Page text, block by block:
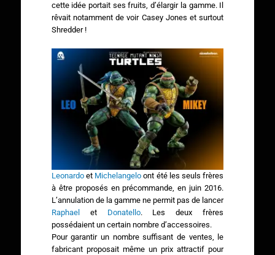
cette idée portait ses fruits, d’élargir la gamme. Il
rêvait notamment de voir Casey Jones et surtout
Shredder !
Leonardoet Michelangelo ont été les seuls frères
à être proposés en précommande, en juin 2016.
L’annulation de la gamme ne permit pas de lancer
Raphael
et Donatello. Les deux frères
possédaient un certain nombre d’accessoires.
Pour garantir un nombre suffisant de ventes, le
fabricant proposait même un prix attractif pour